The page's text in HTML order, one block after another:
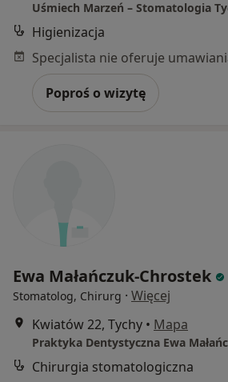
Uśmiech Marzeń – Stomatologia
Higienizacja
Poproś o wizytę
Ewa Małańczuk-Chrostek
Stomatolog, Chirurg · Więcej
Kwiatów 22, Tychy • Mapa
Praktyka Dentystyczna Ewa
Chirurgia stomatologiczna